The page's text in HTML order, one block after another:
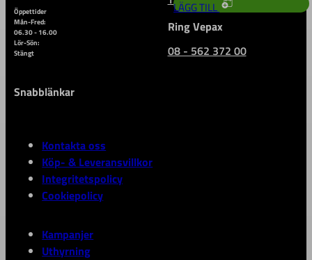
LÄGG TILL
Öppettider
Mån-Fred:
06.30 - 16.00
Lör-Sön:
Stängt
Ring Vepax
08 - 562 372 00
Snabblänkar
Kontakta oss
Köp- & Leveransvillkor
Integritetspolicy
Cookiepolicy
Kampanjer
Uthyrning